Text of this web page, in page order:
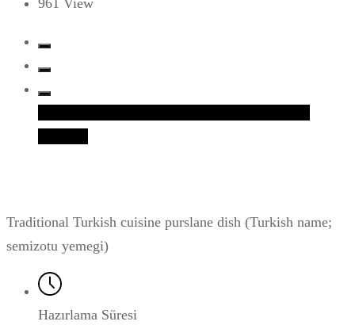
Traditional Turkish cuisine purslane dish (Turkish name;
semizotu yemegi)
Hazırlama Süresi